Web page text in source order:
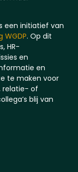
een initiatief van
WGDP. Op dit
HR-
en
en
te maken voor
relatie- of
blij van